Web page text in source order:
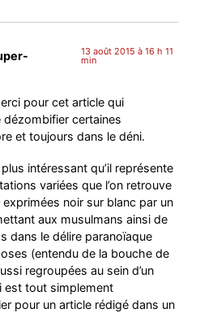
13 août 2015 à 16 h 11
min
pour cet article qui
dézombifier certaines
et toujours dans le déni.
intéressant qu’il représente
variées que l’on retrouve
exprimées noir sur blanc par un
aux musulmans ainsi de
dans le délire paranoïaque
(entendu de la bouche de
regroupées au sein d’un
est tout simplement
pour un article rédigé dans un